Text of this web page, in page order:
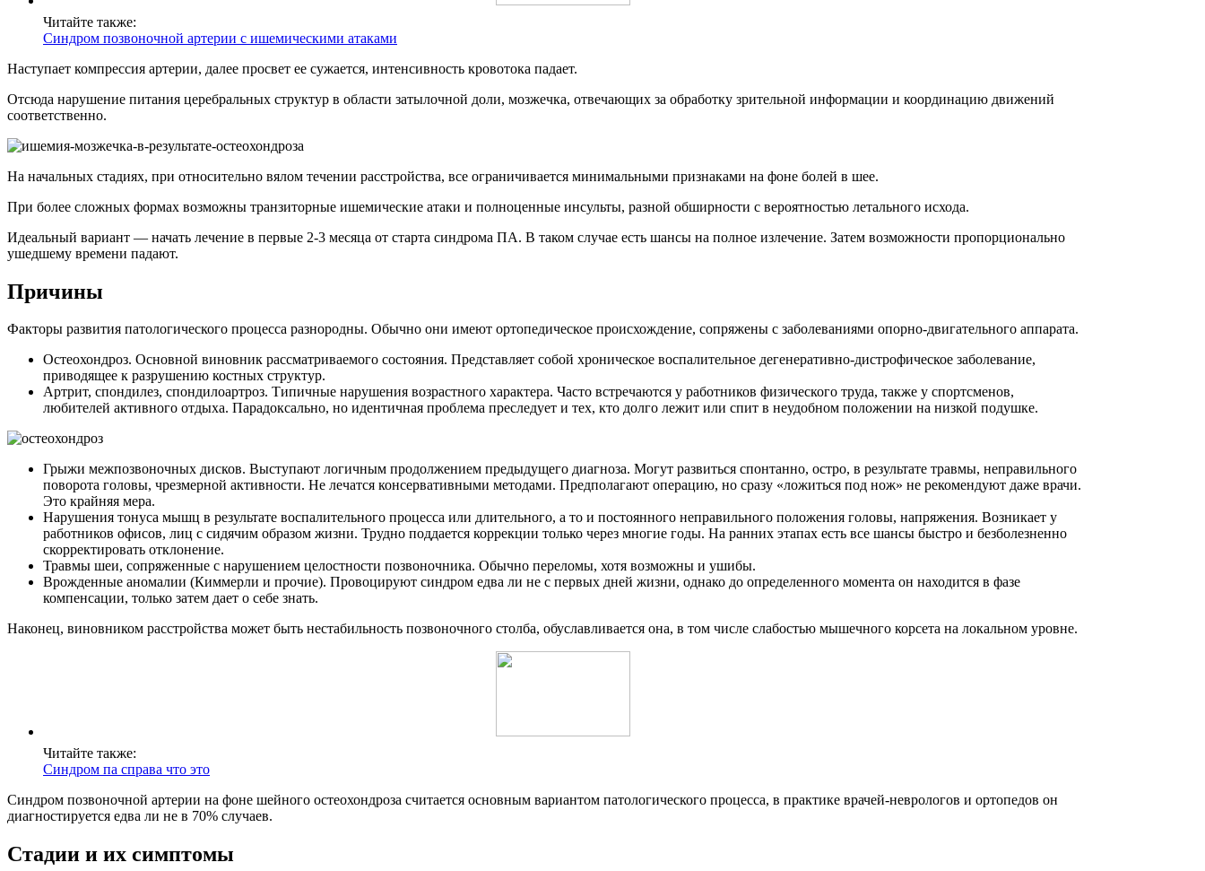
Читайте также:
Синдром позвоночной артерии с ишемическими атаками
Наступает компрессия артерии, далее просвет ее сужается, интенсивность кровотока падает.
Отсюда нарушение питания церебральных структур в области затылочной доли, мозжечка, отвечающих за обработку зрительной информации и координацию движений
соответственно.
На начальных стадиях, при относительно вялом течении расстройства, все ограничивается минимальными признаками на фоне болей в шее.
При более сложных формах возможны транзиторные ишемические атаки и полноценные инсульты, разной обширности с вероятностью летального исхода.
Идеальный вариант — начать лечение в первые 2-3 месяца от старта синдрома ПА. В таком случае есть шансы на полное излечение. Затем возможности пропорционально
ушедшему времени падают.
Причины
Факторы развития патологического процесса разнородны. Обычно они имеют ортопедическое происхождение, сопряжены с заболеваниями опорно-двигательного аппарата.
Остеохондроз. Основной виновник рассматриваемого состояния. Представляет собой хроническое воспалительное дегенеративно-дистрофическое заболевание,
приводящее к разрушению костных структур.
Артрит, спондилез, спондилоартроз. Типичные нарушения возрастного характера. Часто встречаются у работников физического труда, также у спортсменов,
любителей активного отдыха. Парадоксально, но идентичная проблема преследует и тех, кто долго лежит или спит в неудобном положении на низкой подушке.
Грыжи межпозвоночных дисков. Выступают логичным продолжением предыдущего диагноза. Могут развиться спонтанно, остро, в результате травмы, неправильного
поворота головы, чрезмерной активности. Не лечатся консервативными методами. Предполагают операцию, но сразу «ложиться под нож» не рекомендуют даже врачи.
Это крайняя мера.
Нарушения тонуса мышц в результате воспалительного процесса или длительного, а то и постоянного неправильного положения головы, напряжения. Возникает у
работников офисов, лиц с сидячим образом жизни. Трудно поддается коррекции только через многие годы. На ранних этапах есть все шансы быстро и безболезненно
скорректировать отклонение.
Травмы шеи, сопряженные с нарушением целостности позвоночника. Обычно переломы, хотя возможны и ушибы.
Врожденные аномалии (Киммерли и прочие). Провоцируют синдром едва ли не с первых дней жизни, однако до определенного момента он находится в фазе
компенсации, только затем дает о себе знать.
Наконец, виновником расстройства может быть нестабильность позвоночного столба, обуславливается она, в том числе слабостью мышечного корсета на локальном уровне.
Читайте также:
Синдром па справа что это
Синдром позвоночной артерии на фоне шейного остеохондроза считается основным вариантом патологического процесса, в практике врачей-неврологов и ортопедов он
диагностируется едва ли не в 70% случаев.
Стадии и их симптомы